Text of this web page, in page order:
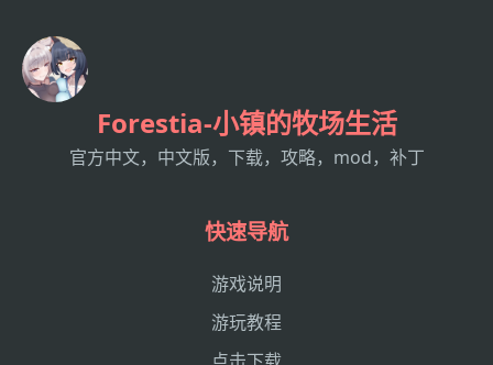
Forestia-小镇的牧场生活
官方中文，中文版，下载，攻略，mod，补丁
快速导航
游戏说明
游玩教程